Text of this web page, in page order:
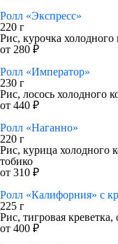
Ролл «Экспресс»
220 г
Рис, курочка
от 280 ₽
Ролл «Император»
230 г
Рис, лосось холодного
от 440 ₽
Ролл «Наганно»
220 г
Рис, курица холодного
тобико
от 310 ₽
Ролл «Калифорния» с
225 г
Рис, тигровая
от 400 ₽